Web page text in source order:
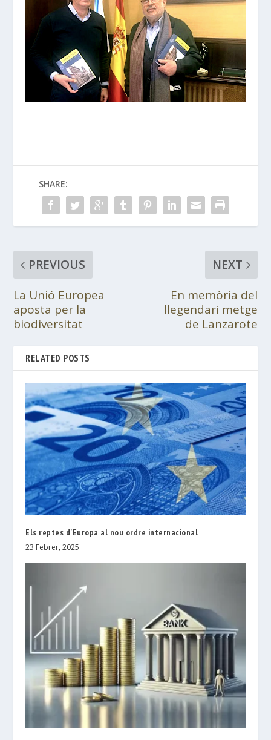
SHARE:
PREVIOUS
La Unió Europea
aposta per la
biodiversitat
NEXT
En memòria del
llegendari metge
de Lanzarote
RELATED POSTS
Els reptes d’Europa al nou ordre internacional
23 Febrer, 2025